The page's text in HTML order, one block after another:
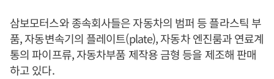
삼보모터스와 종속회사들은 자동차의 범퍼 등 플라스틱 부
품, 자동변속기의 플레이트(plate), 자동차 엔진룸과 연료계
통의 파이프류, 자동차부품 제작용 금형 등을 제조해 판매
하고 있다.